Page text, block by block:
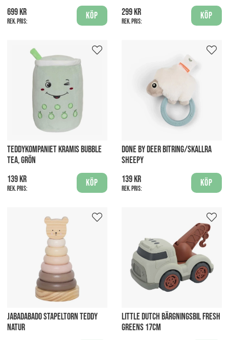
699 kr
Rek. pris:
Köp 299 kr
Rek. pris:
Köp
TEDDYKOMPANIET KRAMIS BUBBLE
TEA, GRÖN
139 kr
Rek. pris:
Köp
DONE BY DEER BITRING/SKALLRA
SHEEPY
139 kr
Rek. pris:
Köp
JABADABADO STAPELTORN TEDDY
NATUR
LITTLE DUTCH BÄRGNINGSBIL FRESH
GREENS 17CM